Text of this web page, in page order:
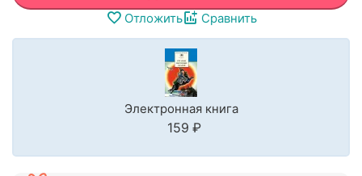
Отложить
Сравнить
Электронная книга
‍159‍ ₽